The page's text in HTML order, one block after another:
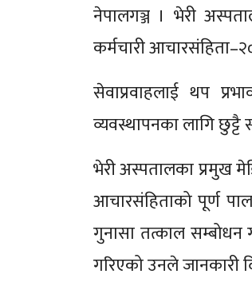
नेपालगञ्ज । भेरी
कर्मचारी
सेवाप्रवाहलाई थप
व्यवस्थापनका लागि
भेरी अस्पतालका प्रमुख
आचारसंहिताको पूर्ण
गुनासा तत्काल
गरिएको उनले जानकारी